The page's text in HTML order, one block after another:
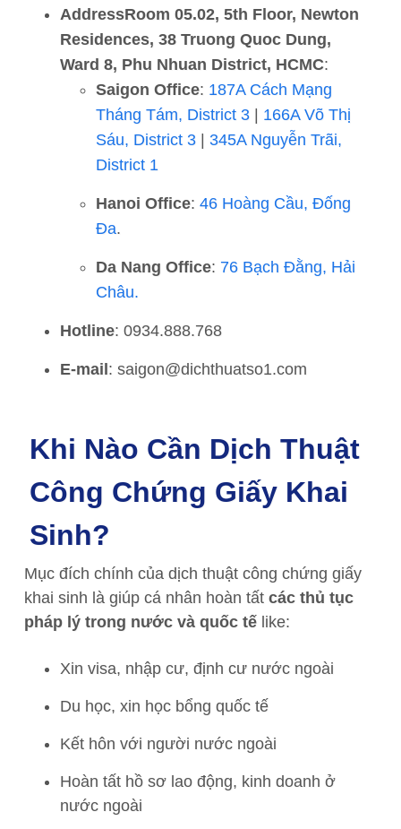
AddressRoom 05.02, 5th Floor, Newton
Residences, 38 Truong Quoc Dung,
Ward 8, Phu Nhuan District, HCMC:
Saigon Office: 187A Cách Mạng
Tháng Tám, District 3 | 166A Võ Thị
Sáu, District 3 | 345A Nguyễn Trãi,
District 1
Hanoi Office: 46 Hoàng Cầu, Đống
Đa.
Da Nang Office: 76 Bạch Đằng, Hải
Châu.
Hotline: 0934.888.768
E-mail: saigon@dichthuatso1.com
Khi Nào Cần Dịch Thuật
Công Chứng Giấy Khai
Sinh?
Mục đích chính của dịch thuật công chứng giấy
khai sinh là giúp cá nhân hoàn tất các thủ tục
pháp lý trong nước và quốc tế like:
Xin visa, nhập cư, định cư nước ngoài
Du học, xin học bổng quốc tế
Kết hôn với người nước ngoài
Hoàn tất hồ sơ lao động, kinh doanh ở
nước ngoài